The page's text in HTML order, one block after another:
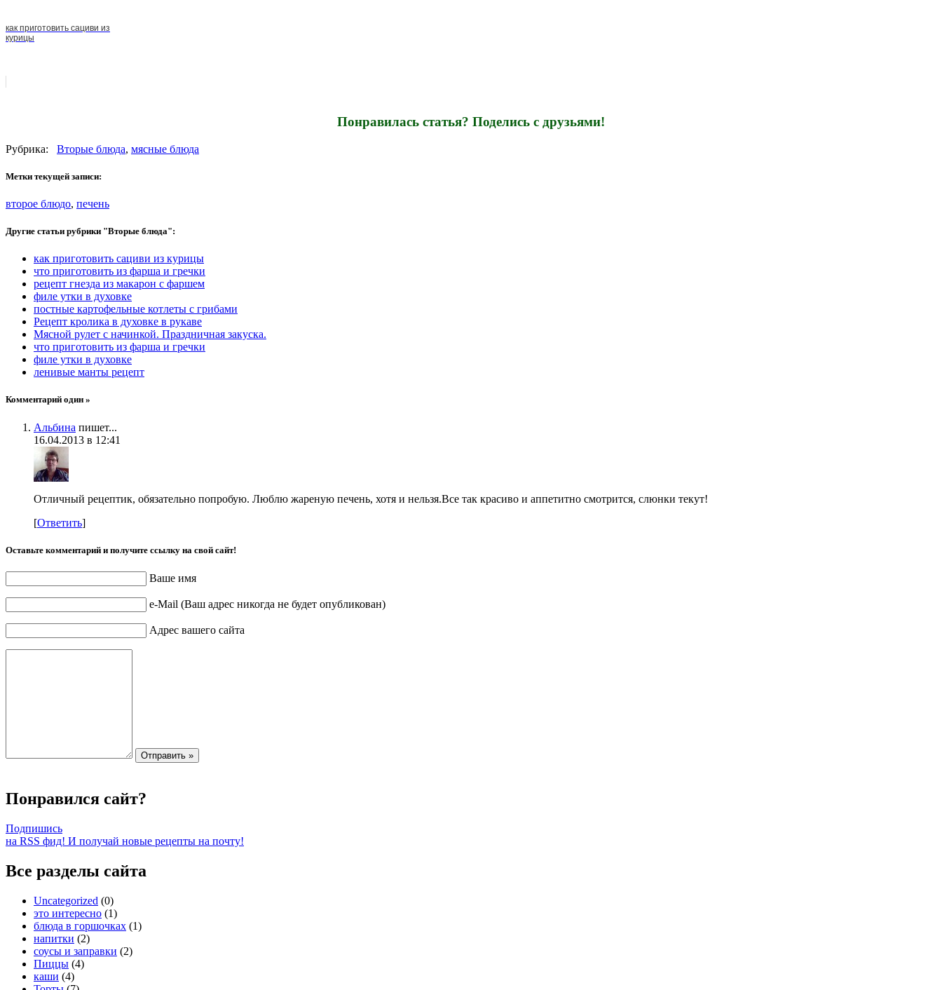
как приготовить сациви из
курицы
Понравилась статья? Поделись с друзьями!
Рубрика: Вторые блюда, мясные блюда
Метки текущей записи:
второе блюдо, печень
Другие статьи рубрики "Вторые блюда":
как приготовить сациви из курицы
что приготовить из фарша и гречки
рецепт гнезда из макарон с фаршем
филе утки в духовке
постные картофельные котлеты с грибами
Рецепт кролика в духовке в рукаве
Мясной рулет с начинкой. Праздничная закуска.
что приготовить из фарша и гречки
филе утки в духовке
ленивые манты рецепт
Комментарий один »
Альбина пишет...
16.04.2013 в 12:41
Отличный рецептик, обязательно попробую. Люблю жареную печень, хотя и нельзя.Все так красиво и аппетитно смотрится, слюнки текут!
[Ответить]
Оставьте комментарий и получите ссылку на свой сайт!
Ваше имя
e-Mail (Ваш адрес никогда не будет опубликован)
Адрес вашего сайта
Понравился сайт?
Подпишись
на RSS фид! И получай новые рецепты на почту!
Все разделы сайта
Uncategorized (0)
это интересно (1)
блюда в горшочках (1)
напитки (2)
соусы и заправки (2)
Пиццы (4)
каши (4)